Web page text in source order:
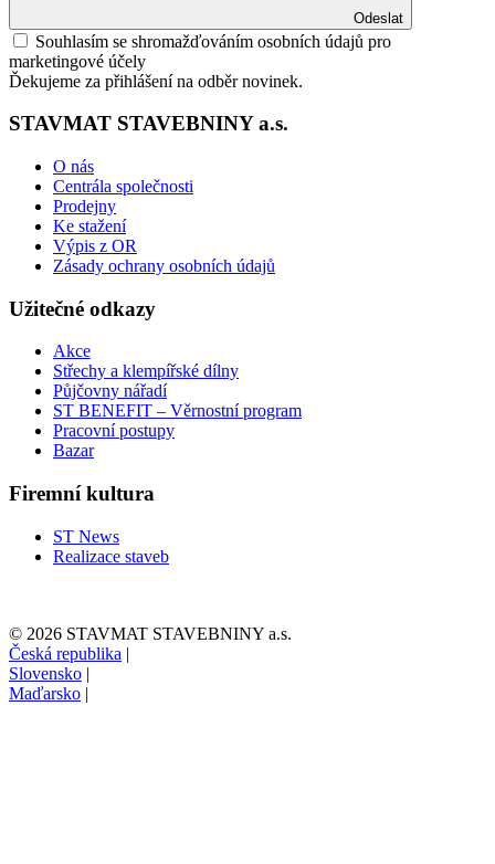
Odeslat
Souhlasím se shromažďováním osobních údajů pro
marketingové účely
Ďekujeme za přihlášení na odběr novinek.
STAVMAT STAVEBNINY a.s.
O nás
Centrála společnosti
Prodejny
Ke stažení
Výpis z OR
Zásady ochrany osobních údajů
Užitečné odkazy
Akce
Střechy a klempířské dílny
Půjčovny nářadí
ST BENEFIT – Věrnostní program
Pracovní postupy
Bazar
Firemní kultura
ST News
Realizace staveb
© 2026 STAVMAT STAVEBNINY a.s.
Česká republika |
Slovensko |
Maďarsko |